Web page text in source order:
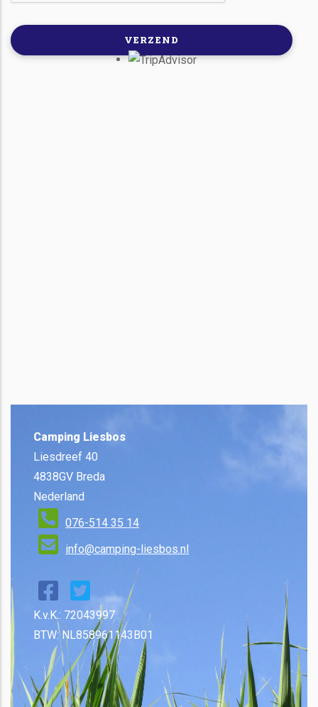
Camping Liesbos
Liesdreef 40
4838GV Breda
Nederland
076-514 35 14
info@camping-liesbos.nl
K.v.K.: 72043997
BTW: NL858961143B01